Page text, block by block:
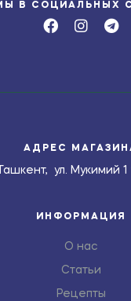
В СОЦИАЛЬНЫХ
АДРЕС
ул. Мукимий
ИНФОРМАЦИЯ
О нас
Статьи
Рецепты